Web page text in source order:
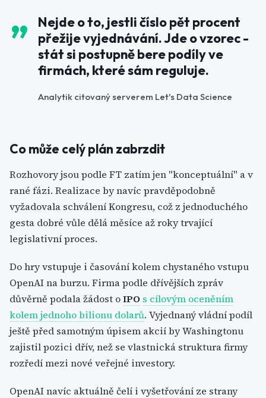
Nejde o to, jestli číslo pět procent
přežije vyjednávání. Jde o vzorec -
stát si postupně bere podíly ve
firmách, které sám reguluje.
Analytik citovaný serverem Let's Data Science
Co může celý plán zabrzdit
Rozhovory jsou podle FT zatím jen "konceptuální" a v
rané fázi. Realizace by navíc pravděpodobně
vyžadovala schválení Kongresu, což z jednoduchého
gesta dobré vůle dělá měsíce až roky trvající
legislativní proces.
Do hry vstupuje i časování kolem chystaného vstupu
OpenAI na burzu. Firma podle dřívějších zpráv
důvěrně podala žádost oIPO s cílovým oceněním
kolem jednoho bilionu dolarů. Vyjednaný vládní podíl
ještě před samotným úpisem akcií by Washingtonu
zajistil pozici dřív, než se vlastnická struktura firmy
rozředí mezi nové veřejné investory.
OpenAI navíc aktuálně čelí i vyšetřování ze strany